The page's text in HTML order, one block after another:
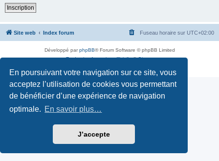
En poursuivant votre navigation sur ce site, vous
acceptez l’utilisation de cookies vous permettant
de bénéficier d’une expérience de navigation
optimale. En savoir plus…
J’accepte
Inscription
Site web Index forum Fuseau horaire sur UTC+02:00
Développé parphpBB® Forum Software © phpBB Limited
Traduction française officielle©Qiaeru